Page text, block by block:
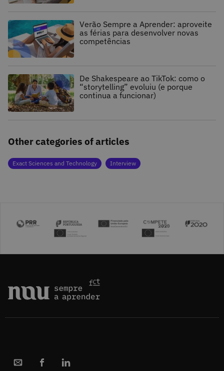
Verão Sempre a Aprender: aproveite
as férias para desenvolver novas
competências
De Shakespeare ao TikTok: como o
“storytelling” evoluiu (e porque
continua a funcionar)
Other categories of articles
Exact Sciences and Technology Interview